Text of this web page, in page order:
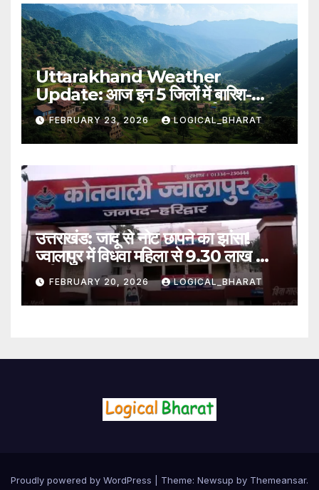
Uttarakhand Weather
Update: आज इन 5 जिलों में बारिश-
बर्फबारी के आसार, IMD का पूर्वानुमान जारी..
पढ़िए
FEBRUARY 23, 2026 LOGICAL_BHARAT
उत्तराखंड: जादू से नोट छापने का झांसा!
ज्वालापुर में विधवा महिला से 9.30 लाख की
ठगी, तीन नामजद
FEBRUARY 20, 2026 LOGICAL_BHARAT
Proudly powered by WordPress Theme: Newsup by Themeansar.